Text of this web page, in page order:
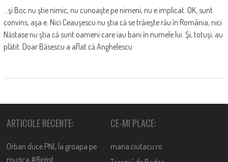
...şi Boc nu ştie nimic, nu cunoaşte pe nimeni, nu e implicat. OK, sunt
convins, aşa e. Nici Ceauşescu nu ştia că se trăieşte rău în România, nici
Năstase nu ştia că sunt oameni care iau bani în numele lui. Şi, totuşi, au
plătit. Doar Băsescu a aflat că Anghelescu
ARTICOLE RECENTE:
Orban duce PNL la groapa pe
muzica #Rezist
CE-MI PLACE:
mana.ciutacu.ro